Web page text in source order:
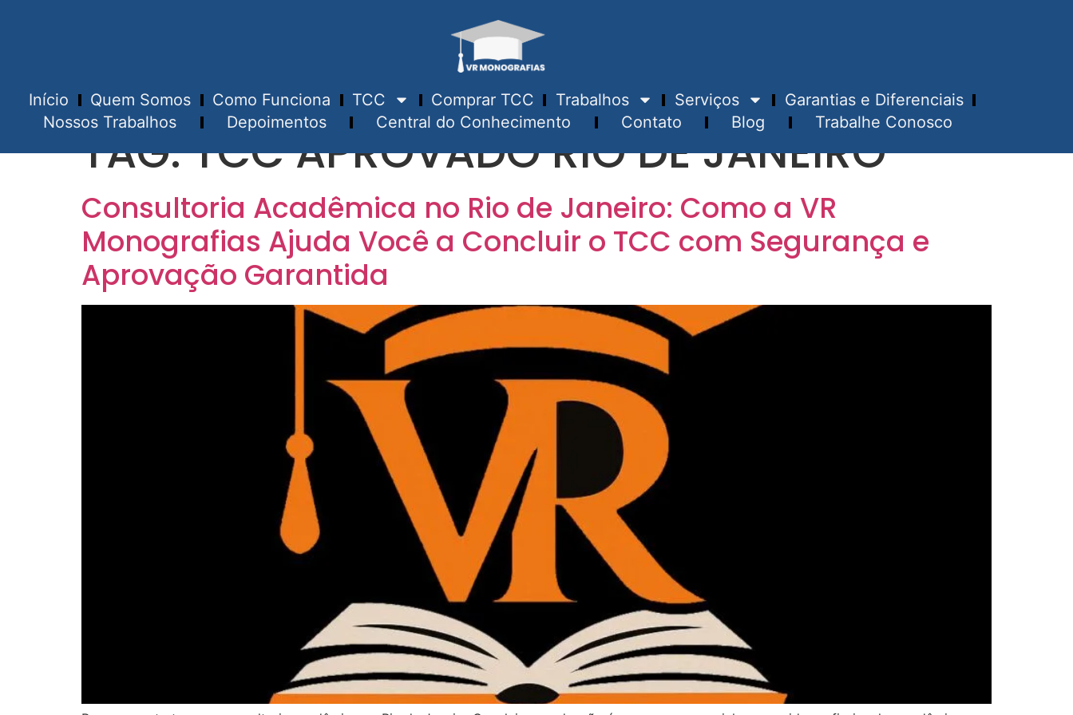
Início Quem Somos Como Funciona TCC Comprar TCC Trabalhos Serviços
Garantias e Diferenciais
Nossos Trabalhos
Depoimentos Central do Conhecimento Contato Blog Trabalhe Conosco
TAG:TCC APROVADO RIO DE JANEIRO
Consultoria Acadêmica no Rio de Janeiro: Como a VR
Monografias Ajuda Você a Concluir o TCC com Segurança e
Aprovação Garantida